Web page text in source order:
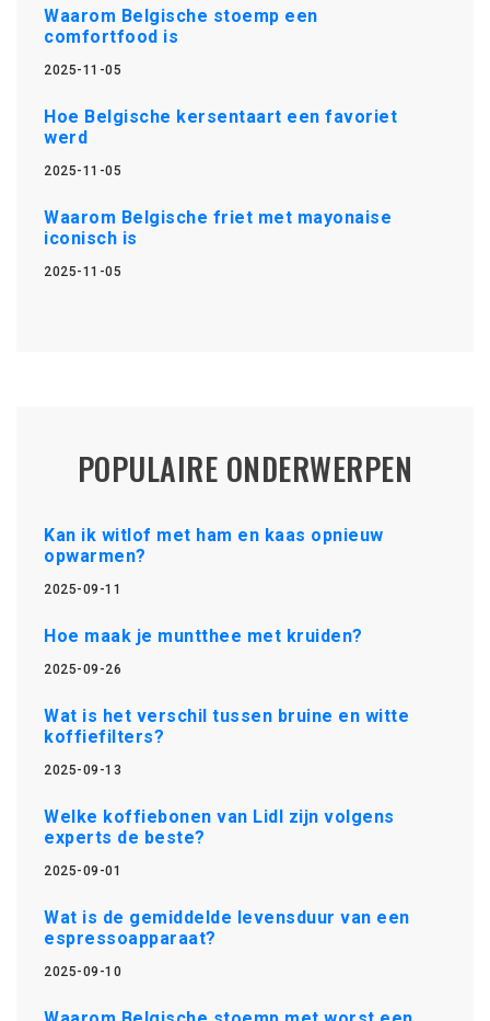
Waarom Belgische stoemp een
comfortfood is
2025-11-05
Hoe Belgische kersentaart een favoriet
werd
2025-11-05
Waarom Belgische friet met mayonaise
iconisch is
2025-11-05
POPULAIRE ONDERWERPEN
Kan ik witlof met ham en kaas opnieuw
opwarmen?
2025-09-11
Hoe maak je muntthee met kruiden?
2025-09-26
Wat is het verschil tussen bruine en witte
koffiefilters?
2025-09-13
Welke koffiebonen van Lidl zijn volgens
experts de beste?
2025-09-01
Wat is de gemiddelde levensduur van een
espressoapparaat?
2025-09-10